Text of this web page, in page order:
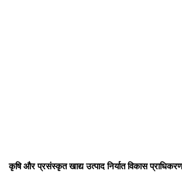
कृषि और प्रसंस्कृत खाद्य उत्पाद निर्यात विकास